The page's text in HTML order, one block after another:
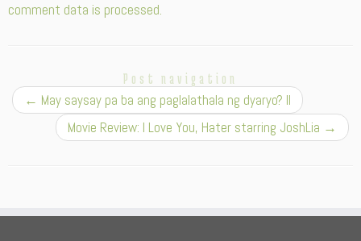
comment data is processed.
Post navigation
← May saysay pa ba ang paglalathala ng dyaryo? II
Movie Review: I Love You, Hater starring JoshLia →